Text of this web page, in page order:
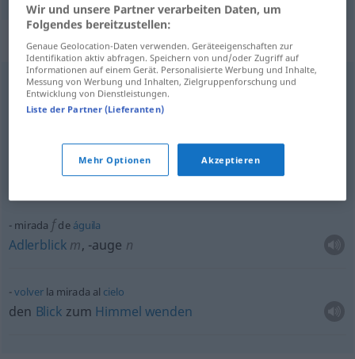
Beispielsätze für "mirada"
miradaffulminante
flammenderBlickm
con mirada -a
mit abschätzendemBlick
mirada f de águila
Adlerblick m, -auge n
volverla mirada al cielo
den Blick zum Himmel wenden
Wir und unsere Partner verarbeiten Daten, um
Folgendes bereitzustellen:
Genaue Geolocation-Daten verwenden. Geräteeigenschaften zur
Identifikation aktiv abfragen. Speichern von und/oder Zugriff auf
Informationen auf einem Gerät. Personalisierte Werbung und Inhalte,
Messung von Werbung und Inhalten, Zielgruppenforschung und
Entwicklung von Dienstleistungen.
Liste der Partner (Lieferanten)
Mehr Optionen Akzeptieren